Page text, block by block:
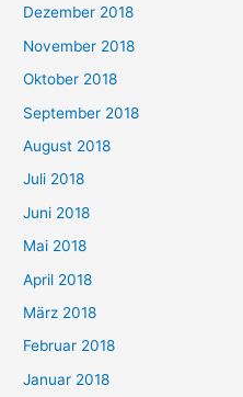
Dezember 2018
November 2018
Oktober 2018
September 2018
August 2018
Juli 2018
Juni 2018
Mai 2018
April 2018
März 2018
Februar 2018
Januar 2018